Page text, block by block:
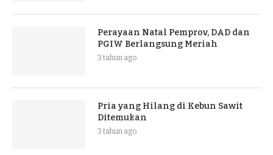
Perayaan Natal Pemprov, DAD dan
PGIW Berlangsung Meriah
3 tahun ago
Pria yang Hilang di Kebun Sawit
Ditemukan
3 tahun ago